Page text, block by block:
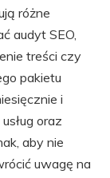
różne
audyt SEO,
treści czy
pakietu
i
oraz
aby nie
uwagę na